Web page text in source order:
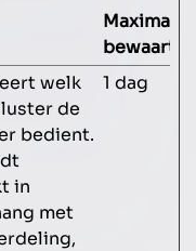
Maximale
welk
de
bedient.
in
met
1 dag